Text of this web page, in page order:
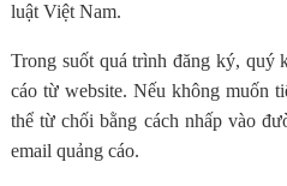
luật Việt Nam.
Trong suốt quá trình đăng ký, quý
cáo từ website. Nếu không muốn
thể từ chối bằng cách nhấp vào
email quảng cáo.